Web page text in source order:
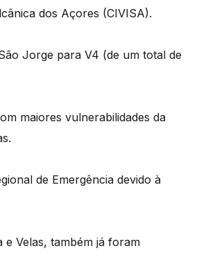
dos Açores (CIVISA).
Jorge para V4 (de um total de
maiores vulnerabilidades da
de Emergência devido à
e Velas, também já foram